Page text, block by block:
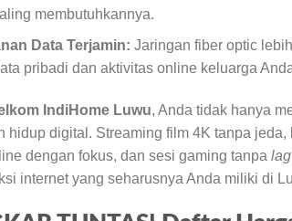
membutuhkannya.
Data Terjamin: Jaringan fiber optic
pribadi dan aktivitas online keluarga
IndiHome Luwu, Anda tidak hanya
hidup digital. Streaming film 4K tanpa
dengan fokus, dan sesi gaming tanpa lag
internet yang seharusnya Anda miliki di